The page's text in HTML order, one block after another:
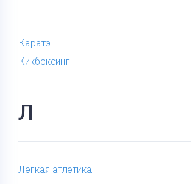
Каратэ
Кикбоксинг
Л
Легкая атлетика